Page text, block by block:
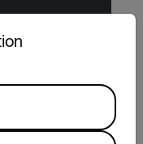
from the